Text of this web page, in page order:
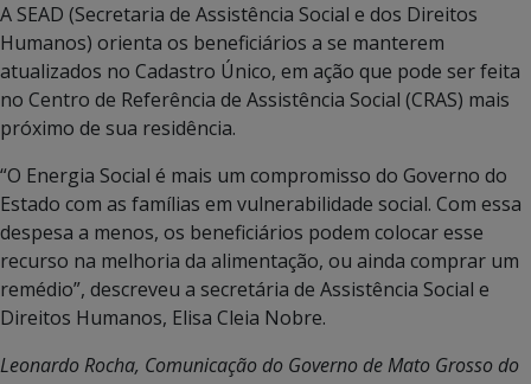
A SEAD (Secretaria de Assistência Social e dos Direitos
Humanos) orienta os beneficiários a se manterem
atualizados no Cadastro Único, em ação que pode ser feita
no Centro de Referência de Assistência Social (CRAS) mais
próximo de sua residência.
“O Energia Social é mais um compromisso do Governo do
Estado com as famílias em vulnerabilidade social. Com essa
despesa a menos, os beneficiários podem colocar esse
recurso na melhoria da alimentação, ou ainda comprar um
remédio”, descreveu a secretária de Assistência Social e
Direitos Humanos, Elisa Cleia Nobre.
Leonardo Rocha, Comunicação do Governo de Mato Grosso do